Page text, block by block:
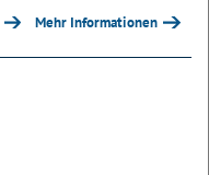
Mehr Informationen